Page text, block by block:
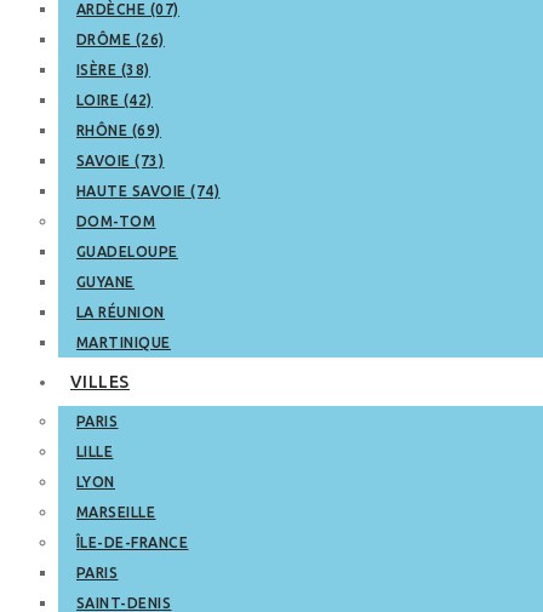
ARDÈCHE (07)
DRÔME (26)
ISÈRE (38)
LOIRE (42)
RHÔNE (69)
SAVOIE (73)
HAUTE SAVOIE (74)
DOM-TOM
GUADELOUPE
GUYANE
LA RÉUNION
MARTINIQUE
VILLES
PARIS
LILLE
LYON
MARSEILLE
ÎLE-DE-FRANCE
PARIS
SAINT-DENIS